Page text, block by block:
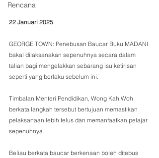
Rencana
22 Januari 2025
GEORGE TOWN: Penebusan Baucar Buku MADANI
bakal dilaksanakan sepenuhnya secara dalam
talian bagi mengelakkan sebarang isu ketirisan
seperti yang berlaku sebelum ini.
Timbalan Menteri Pendidikan, Wong Kah Woh
berkata langkah tersebut bertujuan memastikan
pelaksanaan lebih telus dan memanfaatkan pelajar
sepenuhnya.
Beliau berkata baucar berkenaan boleh ditebus